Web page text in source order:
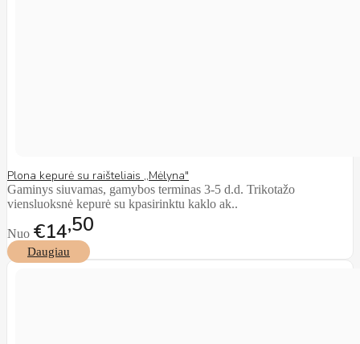
Plona kepurė su raišteliais ,,Mėlyna"
Gaminys siuvamas, gamybos terminas 3-5 d.d. Trikotažo
viensluoksnė kepurė su kpasirinktu kaklo ak..
Nuo €14 50
Daugiau